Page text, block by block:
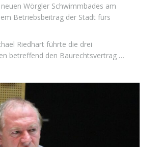
Wörgler Schwimmbades am
Betriebsbeitrag der Stadt fürs
Riedhart führte die drei
betreffend den Baurechtsvertrag …